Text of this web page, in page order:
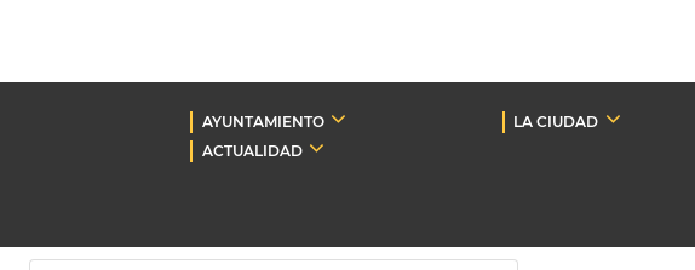
AYUNTAMIENTO LA CIUDAD
ACTUALIDAD